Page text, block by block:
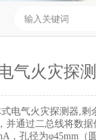
气火灾探
电气火灾探测器,剩
并通过二总线将数
，孔径为φ45mm（